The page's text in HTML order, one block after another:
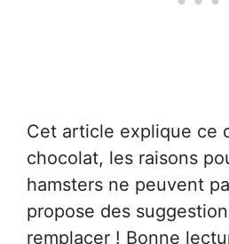
Cet article explique ce
chocolat, les raisons
hamsters ne peuvent
propose des
remplacer ! Bonne